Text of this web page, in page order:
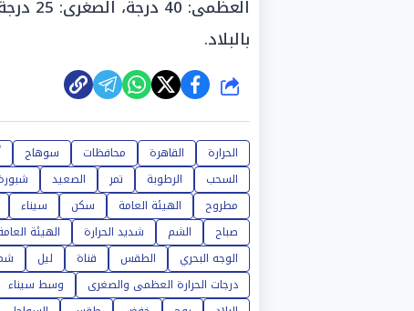
بالبلاد.
شارك
الحرارة القاهرة محافظات سوهاج
السحب
الرطوبة تمر الصعيد
مطروح
الهيئة العامة سكن سيناء
صباح
الشم شديد الحرارة الهيئة
الوجه البحري
الطقس قناة ليل
درجات الحرارة العظمى والصغرى
وسط سيناء